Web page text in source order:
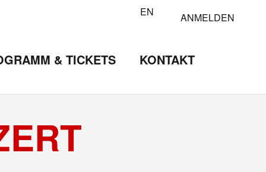
EN ANMELDEN
& TICKETS KONTAKT